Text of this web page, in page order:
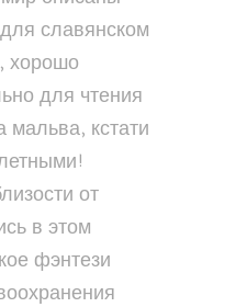
славянском
хорошо
для чтения
кстати
от
в этом
фэнтези